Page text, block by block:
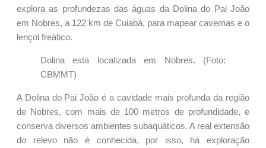
explora as profundezas das águas da Dolina do Pai João
em Nobres, a 122 km de Cuiabá, para mapear cavernas e o
lençol freático.
Dolina está localizada em Nobres. (Foto:
CBMMT)
A Dolina do Pai João é a cavidade mais profunda da região
de Nobres, com mais de 100 metros de profundidade, e
conserva diversos ambientes subaquáticos. A real extensão
do relevo não é conhecida, por isso, há exploração